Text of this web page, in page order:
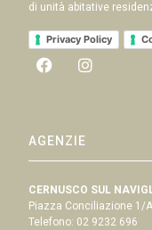
di unità abitative
Privacy Policy
AGENZIE
CERNUSCO SUL
Piazza Conciliazione 1/A
Telefono: 02 9232 696